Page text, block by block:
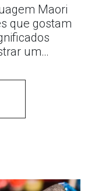
Maori
que gostam
um…